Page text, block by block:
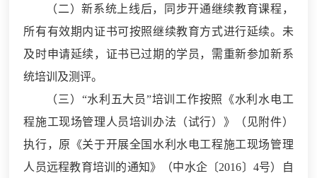
（二）新系统上线后，同步开通继续教育课程，
所有有效期内证书可按照继续教育方式进行延续。未
及时申请延续，证书已过期的学员，需重新参加新系
统培训及测评。
（三）“水利五大员”培训工作按照《水利水电工
程施工现场管理人员培训办法（试行）》（见附件）
执行，原《关于开展全国水利水电工程施工现场管理
人员远程教育培训的通知》（中水企〔2016〕4号）自